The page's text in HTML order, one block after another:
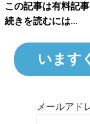
この記事は有料記事
続きを読むには...
います
メールアド